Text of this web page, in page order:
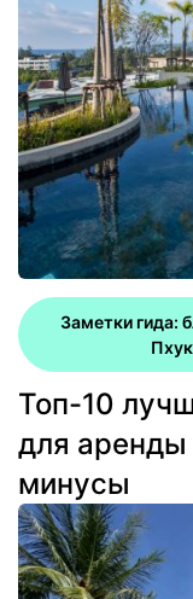
Заметки гида:
Топ-10
для
минусы